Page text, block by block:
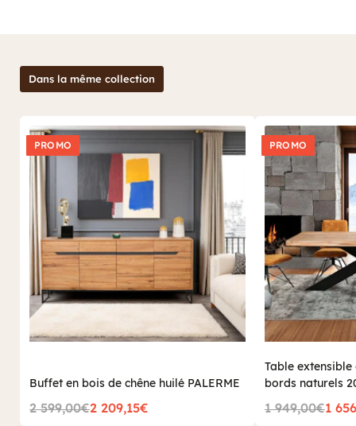
quant à eux, élégamment croisés en métal noir, offrant un joli
contraste avec la chaleur du bois de chêne. Cette combinaison
valeur la beauté naturelle du bois et donne également un côté
chaleureux à votre espace, créant ainsi une atmosphère
agréable. Finalement, cebanc d’entrée
trouvera sa place aussi
bien dans une salle à manger que dans une grande entrée.
Imaginez-le associé à une table repas PALERME : un duo
irrésistible qui transformera vos repas en moments uniques.
Vous l’envisagez plutôt dans un grand hall ? Ce meuble
PALERME se convertira volontiers en un espace d'accueil chic et
chaleureux. Ajoutez un tapis en fausse fourrure, des paniers de
rangement, un grand miroir encadré de bois assorti et quelques
plantes en pot et vous obtiendrez une entrée à la fois
accueillante et tendance. Vous avez du mal à vous projeter ?
Nous avons la solution ! Vous avez la possibilité de visualiser ce
meuble en 3D ainsi qu’en réalité augmentée, vous permettant
de mieux apprécier sa taille, son design et son potentiel
décoratif. Embellissez votre intérieur avec lebanc en bois de
d’intérieur pour un style élégant et confortable.
Dans la même collection
PROMO
Buffet en bois de chêne huilé PALERME
2 599,00€2 209,15€
PROMO
Table extensible
bords naturels
1 949,00€1